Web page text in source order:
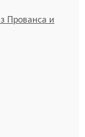
Прованса и